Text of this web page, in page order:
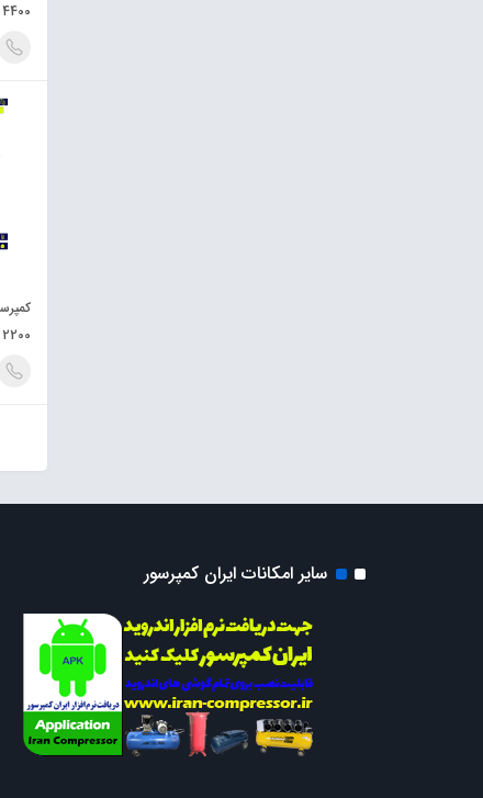
4400 وات چهار موتوره
2200 وات چهار موتوره
سایر امکانات ایران کمپرسور